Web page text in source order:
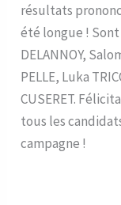
résultats
été longue ! Sont
DELANNOY,
PELLE, Luka
CUSERET.
tous les
campagne !